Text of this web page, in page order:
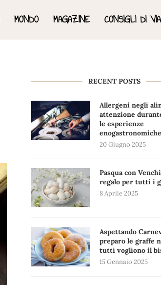
MONDO MAGAZINE CONSIGLI DI
RECENT POSTS
Allergeni negli
attenzione
le esperienze
enogastronomiche
20 Giugno 2025
Pasqua con
regalo per tutti i
8 Aprile 2025
Aspettando
preparo le graffe
tutti vogliono il
15 Gennaio 2025